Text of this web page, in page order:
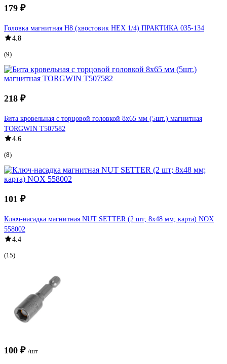
179 ₽
Головка магнитная Н8 (хвостовик HEX 1/4) ПРАКТИКА 035-134
4.8
(9)
218 ₽
Бита кровельная с торцовой головкой 8х65 мм (5шт.) магнитная
TORGWIN T507582
4.6
(8)
101 ₽
Ключ-насадка магнитная NUT SETTER (2 шт; 8x48 мм; карта) NOX
558002
4.4
(15)
100 ₽ /шт